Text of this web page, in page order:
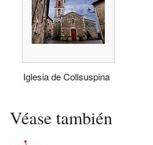
Iglesia de Collsuspina
Véase también